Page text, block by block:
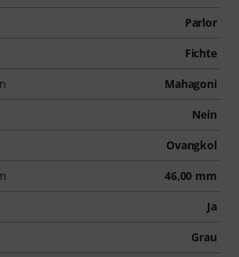
Parlor
Fichte
Mahagoni
Nein
Ovangkol
46,00 mm
Ja
Grau